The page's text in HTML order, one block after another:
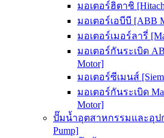
มอเตอร์ฮิตาชิ
มอเตอร์เอบีบี [ABB
มอเตอร์เมอร์ลารี่
มอเตอร์กันระเบิด
Motor]
มอเตอร์ซีเมนส์
มอเตอร์กันระเบิด
Motor]
ปั๊มน้ำอุตสาหกรรมและอุปก
Pump]